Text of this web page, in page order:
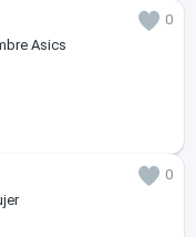
0
Asics
0